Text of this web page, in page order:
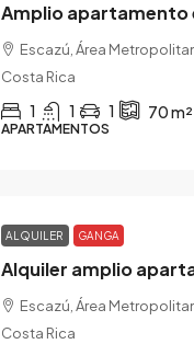
Amplio apartamento
Escazú, Área
Costa Rica
1 1 1 70m²
APARTAMENTOS
ALQUILER GANGA
Escazú, Área
Costa Rica